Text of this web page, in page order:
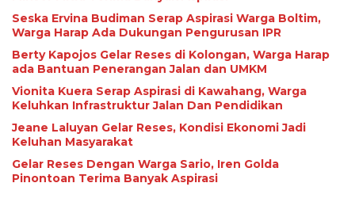
Seska Ervina Budiman Serap Aspirasi Warga Boltim,
Warga Harap Ada Dukungan Pengurusan IPR
Berty Kapojos Gelar Reses di Kolongan, Warga Harap
ada Bantuan Penerangan Jalan dan UMKM
Vionita Kuera Serap Aspirasi di Kawahang, Warga
Keluhkan Infrastruktur Jalan Dan Pendidikan
Jeane Laluyan Gelar Reses, Kondisi Ekonomi Jadi
Keluhan Masyarakat
Gelar Reses Dengan Warga Sario, Iren Golda
Pinontoan Terima Banyak Aspirasi